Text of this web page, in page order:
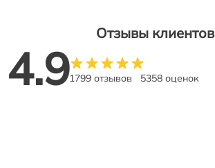
Отзывы клиентов
4.91799 отзывов 5358 оценок